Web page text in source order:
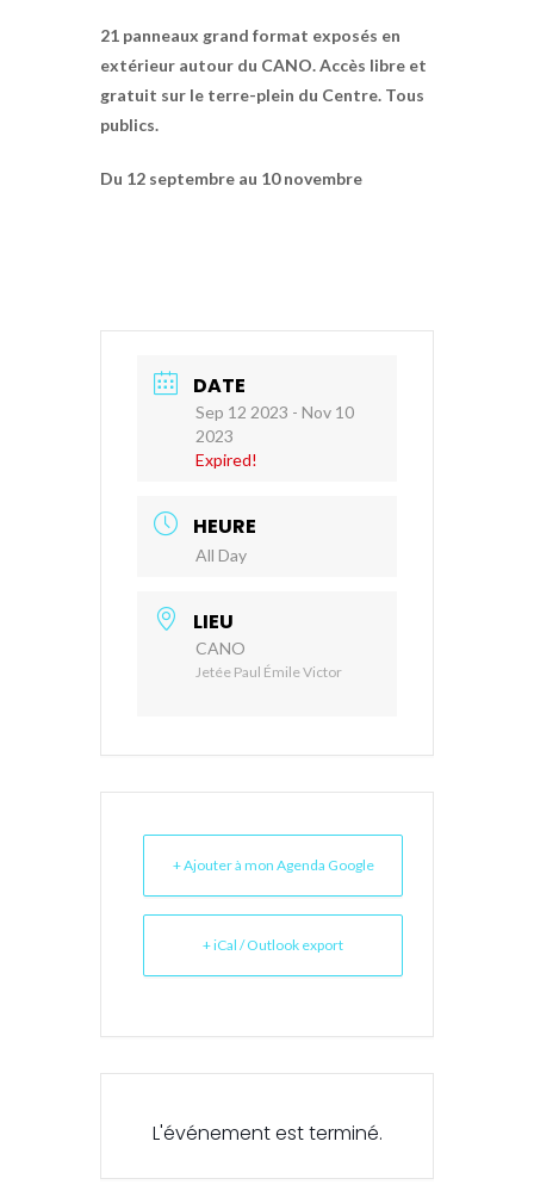
21 panneaux grand format exposés en
extérieur autour du CANO. Accès libre et
gratuit sur le terre-plein du Centre. Tous
publics.
Du 12 septembre au 10 novembre
DATE
Sep 12 2023 - Nov 10
2023
Expired!
HEURE
All Day
LIEU
CANO
Jetée Paul Émile Victor
+ Ajouter à mon Agenda Google
+ iCal / Outlook export
L'événement est terminé.